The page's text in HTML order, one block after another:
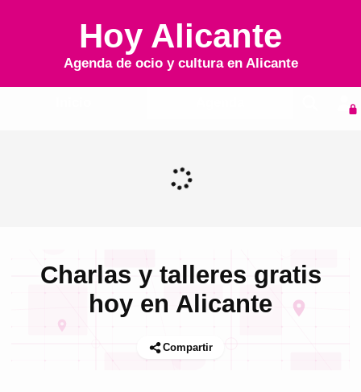
Hoy Alicante
Agenda de ocio y cultura en Alicante
Charlas y talleres gratis
hoy en Alicante
Compartir